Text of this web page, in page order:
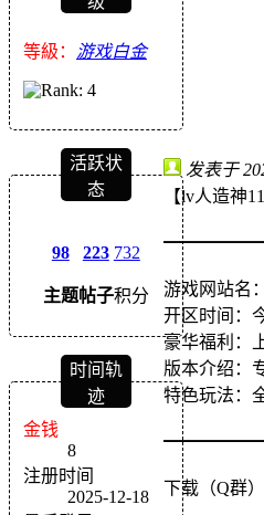
等級： 游戏白金
活跃状
态
98
主题
223
帖子
732
积分
时间轨
迹
金钱
8
注册时间
2025-12-18
发表于
【lv人造神
━━━━━━
游戏网站名
开区时间：
豪华福利：
版本介绍：
特色玩法：
━━━━━━
下载（Q群